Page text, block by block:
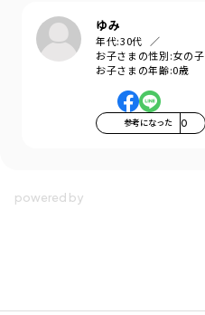
ゆみ
年代:30代
お子さまの性別:女の子
お子さまの年齢:0歳
参考になった 0